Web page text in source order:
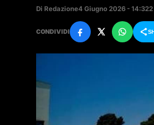
Di Redazione4 Giugno 2026 - 14:32
CONDIVIDI